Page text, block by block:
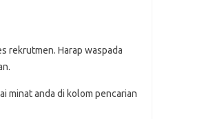
rekrutmen. Harap waspada
minat anda di kolom pencarian